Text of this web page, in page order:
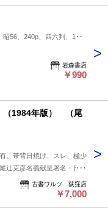
56、240p、四六判、1冊
岩森書店
￥990
（1984年版） （尾
。帯背日焼け、スレ、極少
辻克彦名義献呈署名・日付
年ジミ有。2刷。定価1500
古書ワルツ 荻窪店
￥7,000